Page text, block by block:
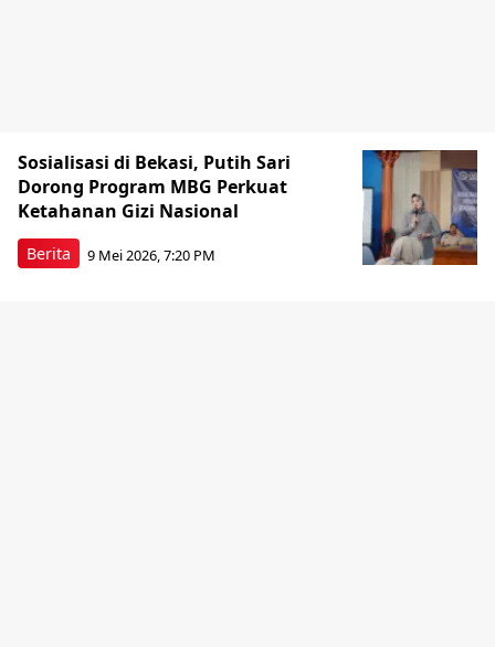
Berita
Sosialisasi di Bekasi, Putih Sari
Dorong Program MBG Perkuat
Ketahanan Gizi Nasional
9 Mei 2026, 7:20 PM